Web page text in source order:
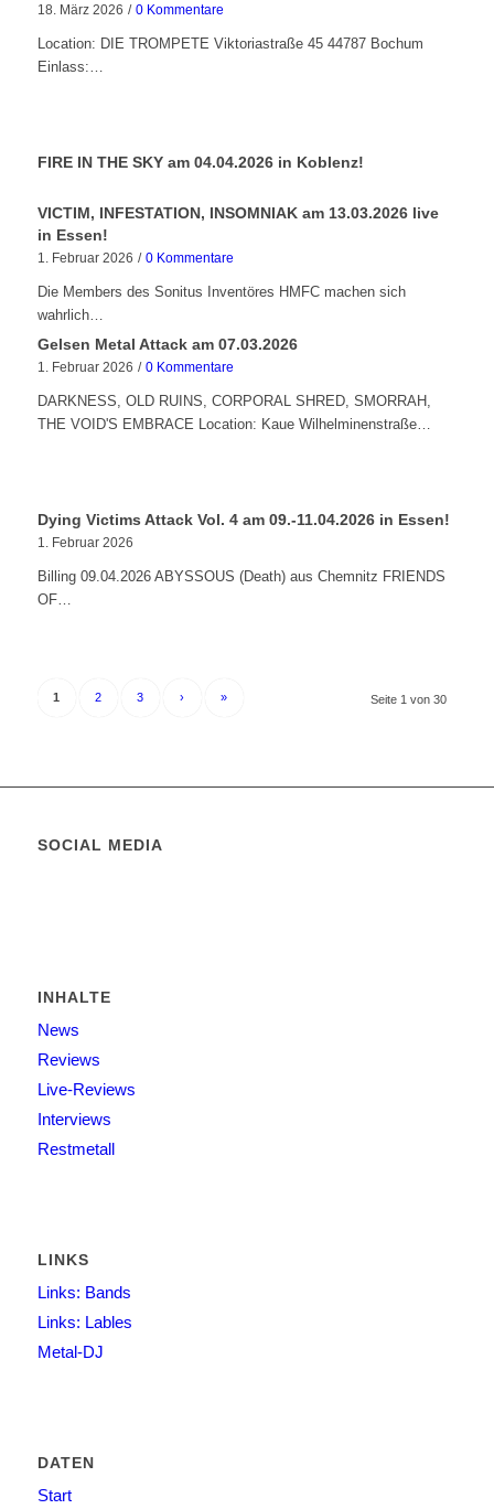
18. März 2026 / 0 Kommentare
Location: DIE TROMPETE Viktoriastraße 45 44787 Bochum
Einlass:…
FIRE IN THE SKY am 04.04.2026 in Koblenz!
VICTIM, INFESTATION, INSOMNIAK am 13.03.2026 live
in Essen!
1. Februar 2026 / 0 Kommentare
Die Members des Sonitus Inventöres HMFC machen sich
wahrlich…
Gelsen Metal Attack am 07.03.2026
1. Februar 2026 / 0 Kommentare
DARKNESS, OLD RUINS, CORPORAL SHRED, SMORRAH,
THE VOID'S EMBRACE Location: Kaue Wilhelminenstraße…
Dying Victims Attack Vol. 4 am 09.-11.04.2026 in Essen!
1. Februar 2026
Billing 09.04.2026 ABYSSOUS (Death) aus Chemnitz FRIENDS
OF…
Seite 1 von 30
1 2 3 › »
SOCIAL MEDIA
INHALTE
News
Reviews
Live-Reviews
Interviews
Restmetall
LINKS
Links: Bands
Links: Lables
Metal-DJ
DATEN
Start